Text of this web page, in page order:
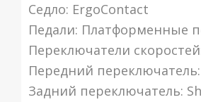
Седло: ErgoContact
Педали: Платформенные
Переключатели
Передний переключатель:
Задний переключатель: